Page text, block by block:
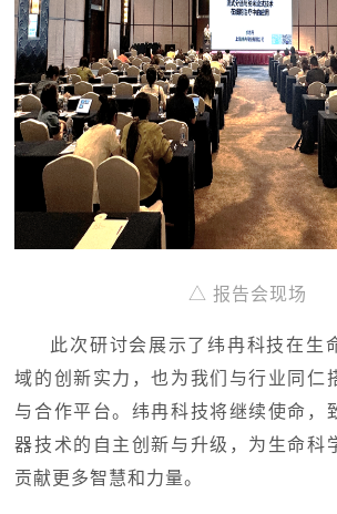
△ 报告会现场
此次研讨会展示了纬冉科技在生
域的创新实力，也为我们与行业同仁
与合作平台。 纬冉科技将继续使命，
器技术的自主创新与升级，为生命科
贡献更多智慧和力量。